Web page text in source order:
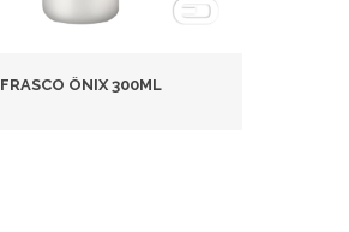
FRASCO ÔNIX 300ML